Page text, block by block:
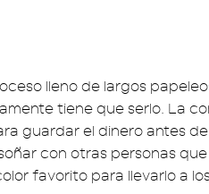
lleno de largos
tiene que serlo. La
guardar el dinero antes
con otras personas
favorito para llevarlo a